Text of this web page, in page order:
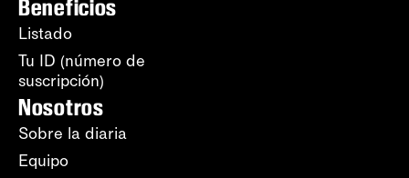
Beneficios
Listado
Tu ID (número de
suscripción)
Nosotros
Sobre la diaria
Equipo